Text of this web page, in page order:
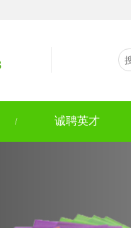
/ 诚聘英才